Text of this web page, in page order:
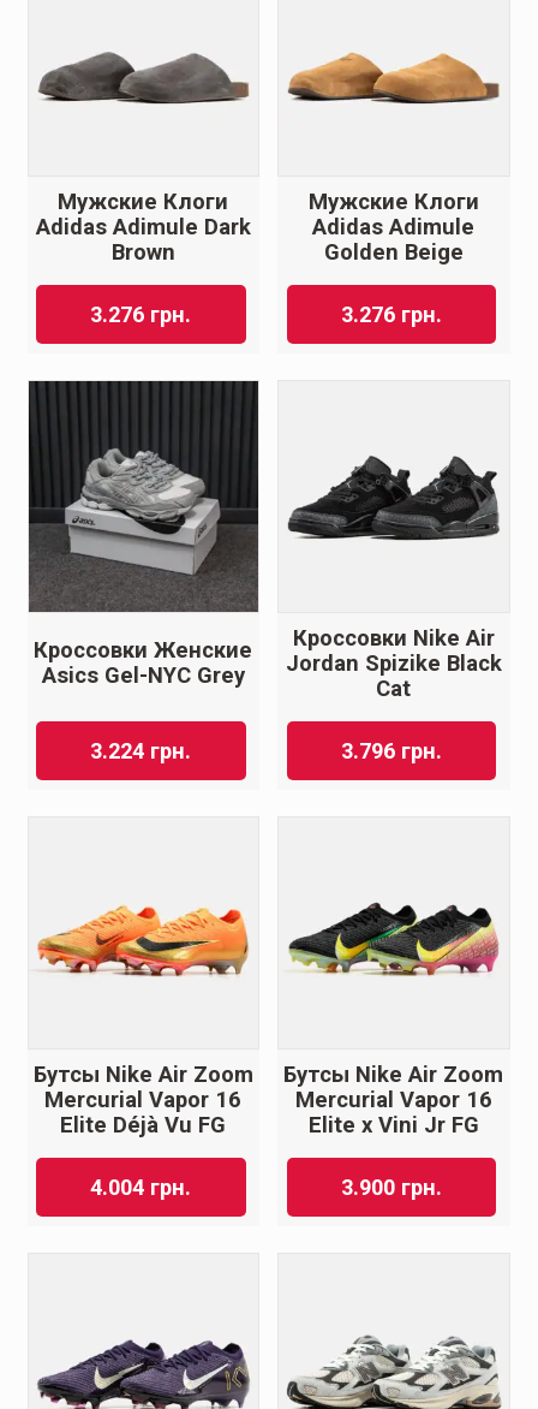
Мужские Клоги
Adidas Adimule Dark
Brown
3.276 грн.
Мужские Клоги
Adidas Adimule
Golden Beige
3.276 грн.
Кроссовки Женские
Asics Gel-NYC Grey
3.224 грн.
Кроссовки Nike Air
Jordan Spizike Black
Cat
3.796 грн.
Бутсы Nike Air Zoom
Mercurial Vapor 16
Elite Déjà Vu FG
4.004 грн.
Бутсы Nike Air Zoom
Mercurial Vapor 16
Elite x Vini Jr FG
3.900 грн.